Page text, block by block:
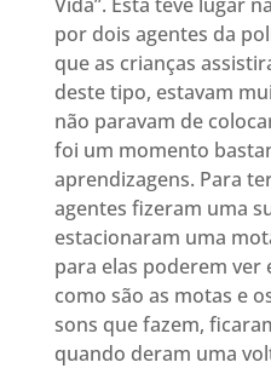
por dois agentes da
que as crianças
deste tipo, estavam
não paravam de
foi um momento
aprendizagens. Para
agentes fizeram uma
estacionaram uma
para elas poderem
como são as motas e
sons que fazem,
quando deram uma